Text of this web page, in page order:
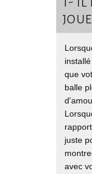
que
balle
juste
avec